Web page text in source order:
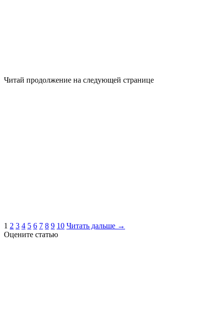
Читай продолжение на следующей странице
1 2 3 4 5 6 7 8 9 10 Читать дальше →
Оцените статью